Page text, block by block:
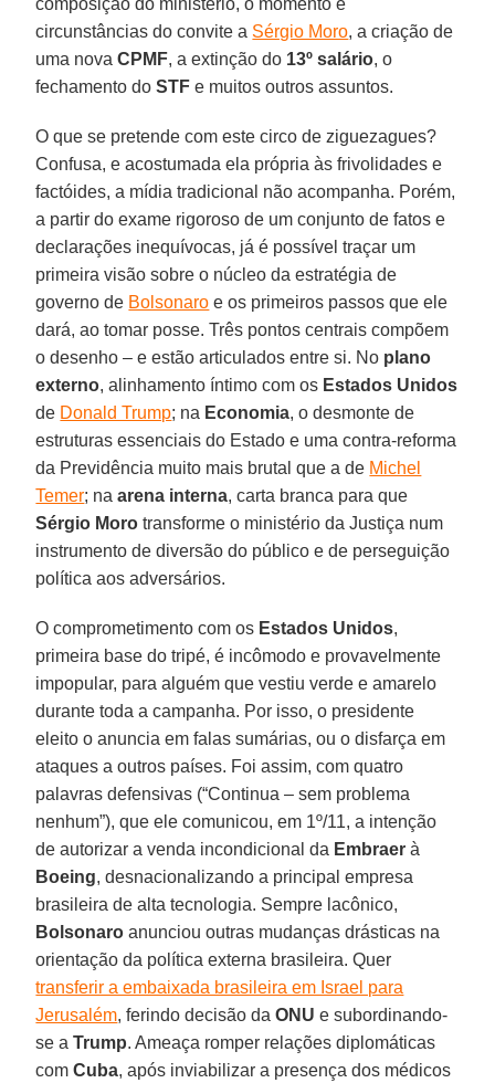
circunstâncias do convite a Sérgio Moro, a criação de
uma novaCPMF, a extinção do 13º salário, o
fechamento doSTF e muitos outros assuntos.
O que se pretende com este circo de ziguezagues?
Confusa, e acostumada ela própria às frivolidades e
factóides, a mídia tradicional não acompanha. Porém,
a partir do exame rigoroso de um conjunto de fatos e
declarações inequívocas, já é possível traçar um
primeira visão sobre o núcleo da estratégia de
governo de Bolsonaro e os primeiros passos que ele
dará, ao tomar posse. Três pontos centrais compõem
o desenho – e estão articulados entre si. No plano
externo, alinhamento íntimo com os Estados Unidos
de Donald Trump; na Economia, o desmonte de
estruturas essenciais do Estado e uma contra-reforma
da Previdência muito mais brutal que a de Michel
Temer; naarena interna, carta branca para que
Sérgio Moro transforme o ministério da Justiça num
instrumento de diversão do público e de perseguição
política aos adversários.
O comprometimento com os Estados Unidos,
primeira base do tripé, é incômodo e provavelmente
impopular, para alguém que vestiu verde e amarelo
durante toda a campanha. Por isso, o presidente
eleito o anuncia em falas sumárias, ou o disfarça em
ataques a outros países. Foi assim, com quatro
palavras defensivas (“Continua – sem problema
nenhum”), que ele comunicou, em 1º/11, a intenção
de autorizar a venda incondicional da Embraer à
Boeing, desnacionalizando a principal empresa
brasileira de alta tecnologia. Sempre lacônico,
Bolsonaro anunciou outras mudanças drásticas na
orientação da política externa brasileira. Quer
transferir a embaixada brasileira em Israel para
Jerusalém, ferindo decisão daONU e subordinando-
se aTrump. Ameaça romper relações diplomáticas
comCuba, após inviabilizar a presença dos médicos